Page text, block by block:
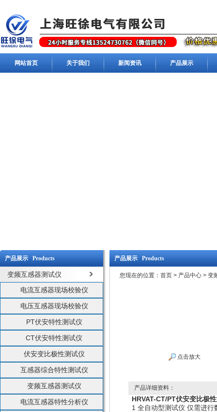
网站首页 关于我们 新闻资讯 产品展示
产品展示 Products
变频互感器测试仪
电流互感器现场校验仪
电压互感器现场校验仪
PT伏安特性测试仪
CT伏安特性测试仪
伏安变比极性测试仪
互感器综合特性测试仪
变频互感器测试仪
电流互感器特性分析仪
产品展示 Products
您现在的位置： 首页 > 产品中心 > 变
点击放大
产品详细资料：
HRVAT-CT/PT伏安变比极
1 全自动型测试仪 仅需进